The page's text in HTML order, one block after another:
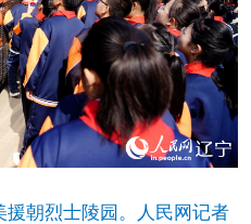
朝烈士陵园。人民网记者